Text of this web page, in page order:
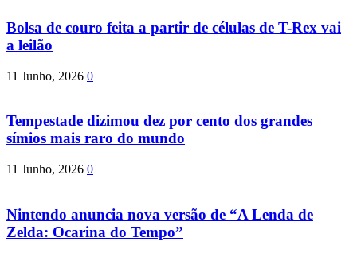
Bolsa de couro feita a partir de células de T-Rex vai
a leilão
11 Junho, 2026 0
Tempestade dizimou dez por cento dos grandes
símios mais raro do mundo
11 Junho, 2026 0
Nintendo anuncia nova versão de “A Lenda de
Zelda: Ocarina do Tempo”